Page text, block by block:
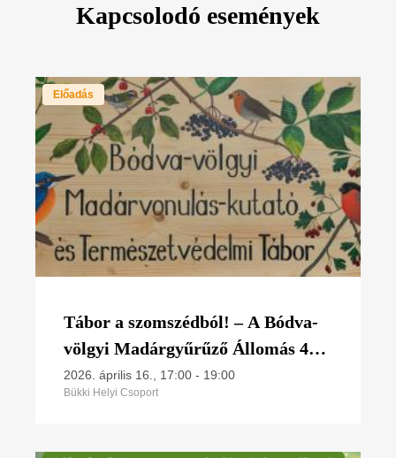
Kapcsolodó események
Előadás
Tábor a szomszédból! – A Bódva-
völgyi Madárgyűrűző Állomás 40
éve
2026. április 16., 17:00 - 19:00
Bükki Helyi Csoport